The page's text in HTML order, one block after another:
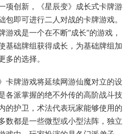
项创新，《星辰变》成长式卡牌游
包即可进行二人对战的卡牌游戏。
游戏是一个在不断“成长”的游戏，
基础牌组获得成长，为基础牌组加
多的选择。
卡牌游戏将延续网游仙魔对立的设
各派掌握的绝不外传的高阶战斗技
的护卫，术法代表玩家能够使用的
数都是一些微型或小型法阵，独立